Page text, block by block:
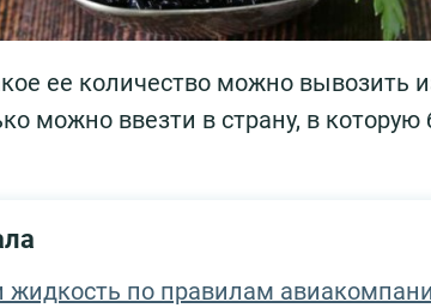
ее количество можно вывозить
можно ввезти в страну, в которую
жидкость по правилам